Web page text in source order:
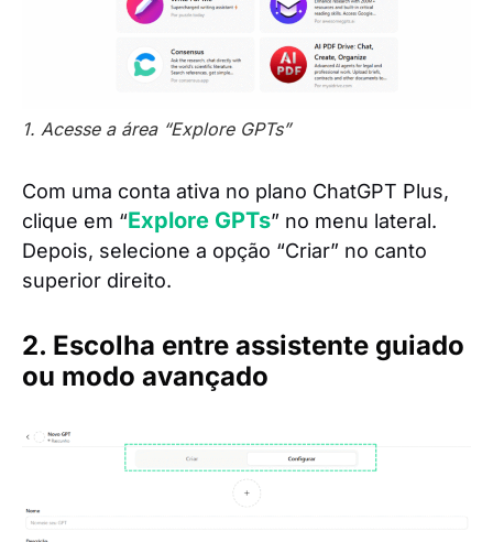
1. Acesse a área “Explore GPTs”
Com uma conta ativa no plano ChatGPT Plus,
clique em “Explore GPTs” no menu lateral.
Depois, selecione a opção “Criar” no canto
superior direito.
2. Escolha entre assistente guiado
ou modo avançado